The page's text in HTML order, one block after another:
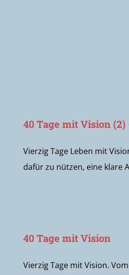
40 Tage mit Vision
Vierzig Tage Leben mit
dafür zu nützen, eine klare
40 Tage mit Vision
Vierzig Tage mit Vision.